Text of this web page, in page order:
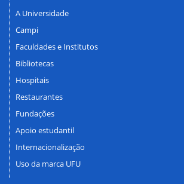
A Universidade
Campi
Faculdades e Institutos
Bibliotecas
Hospitais
Restaurantes
Fundações
Apoio estudantil
Internacionalização
Uso da marca UFU